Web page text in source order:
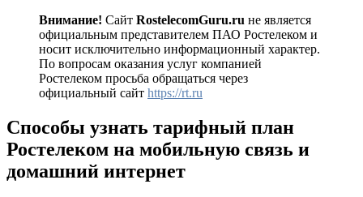
Внимание! Сайт RostelecomGuru.ru не является
официальным представителем ПАО Ростелеком и
носит исключительно информационный характер.
По вопросам оказания услуг компанией
Ростелеком просьба обращаться через
официальный сайт https://rt.ru
Способы узнать тарифный план
Ростелеком на мобильную связь и
домашний интернет